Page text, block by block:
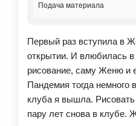
Подача материала
Первый раз вступила в
открытии. И влюбилась в
рисование, саму Женю и
Пандемия тогда немного
клуба я вышла.
пару лет снова в клубе.